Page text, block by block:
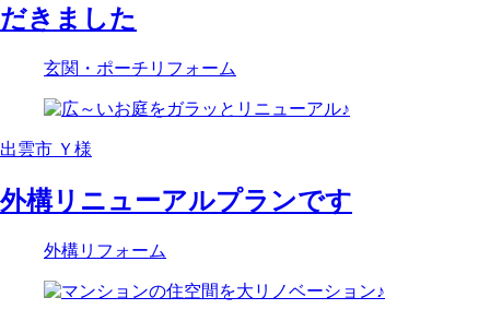
だきました
玄関・ポーチリフォーム
出雲市 Ｙ様
外構リニューアルプランです
外構リフォーム